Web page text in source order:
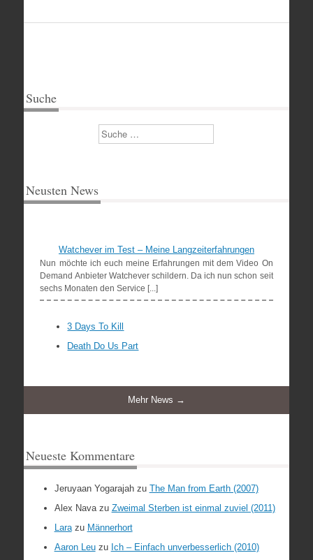
Suche
Suchen
Neusten News
Watchever im Test – Meine Langzeiterfahrungen
Nun möchte ich euch meine Erfahrungen mit dem Video On
Demand Anbieter Watchever schildern. Da ich nun schon seit
sechs Monaten den Service [...]
3 Days To Kill
Death Do Us Part
Mehr News →
Neueste Kommentare
Jeruyaan Yogarajahzu The Man from Earth (2007)
Alex Navazu Zweimal Sterben ist einmal zuviel (2011)
Larazu Männerhort
Aaron Leuzu Ich – Einfach unverbesserlich (2010)